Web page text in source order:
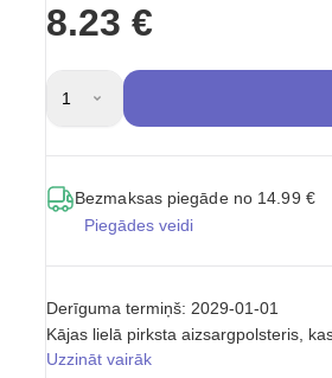
8.23 €
1
Bezmaksas piegāde no 14.99 €
Piegādes veidi
Derīguma termiņš: 2029-01-01
Kājas lielā pirksta aizsargpolsteris,
Uzzināt vairāk